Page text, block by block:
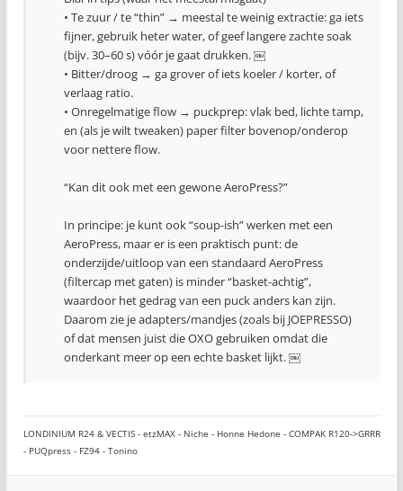
• Te zuur / te “thin” → meestal te weinig extractie: ga iets
fijner, gebruik heter water, of geef langere zachte soak
(bijv. 30–60 s) vóór je gaat drukken. ￼
• Bitter/droog → ga grover of iets koeler / korter, of
verlaag ratio.
• Onregelmatige flow → puckprep: vlak bed, lichte tamp,
en (als je wilt tweaken) paper filter bovenop/onderop
voor nettere flow.
“Kan dit ook met een gewone AeroPress?”
In principe: je kunt ook “soup-ish” werken met een
AeroPress, maar er is een praktisch punt: de
onderzijde/uitloop van een standaard AeroPress
(filtercap met gaten) is minder “basket-achtig”,
waardoor het gedrag van een puck anders kan zijn.
Daarom zie je adapters/mandjes (zoals bij JOEPRESSO)
of dat mensen juist die OXO gebruiken omdat die
onderkant meer op een echte basket lijkt. ￼
LONDINIUM R24 & VECTIS - etzMAX - Niche - Honne Hedone - COMPAK R120->GRRR
- PUQpress - FZ94 - Tonino